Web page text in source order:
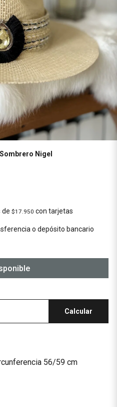
Sombrero Nigel
de $17.950 con tarjetas
o depósito bancario
Calcular
56/59 cm